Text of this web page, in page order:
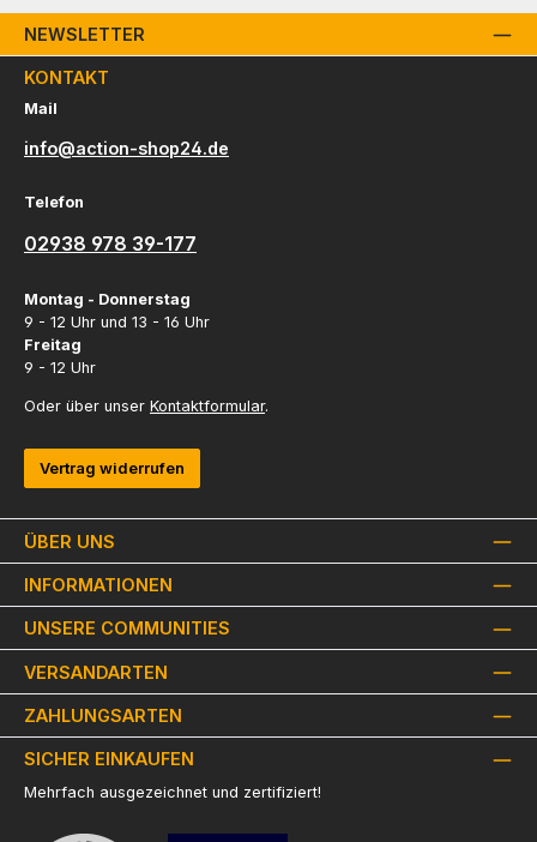
NEWSLETTER
ÜBER UNS
INFORMATIONEN
KONTAKT
Mail
info@action-shop24.de
Telefon
02938 978 39-177
Montag - Donnerstag
9 - 12 Uhr und 13 - 16 Uhr
Freitag
9 - 12 Uhr
Oder über unser Kontaktformular.
Vertrag widerrufen
UNSERE COMMUNITIES
VERSANDARTEN
ZAHLUNGSARTEN
SICHER EINKAUFEN
Mehrfach ausgezeichnet und zertifiziert!